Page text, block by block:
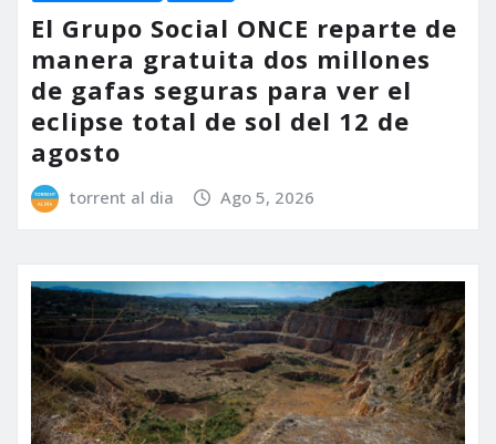
El Grupo Social ONCE reparte de
manera gratuita dos millones
de gafas seguras para ver el
eclipse total de sol del 12 de
agosto
torrent al dia Ago 5, 2026